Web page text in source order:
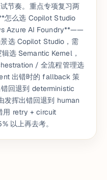
节奏。重点专项复习两
怎么选 Copilot Studio
Azure AI Foundry**——
选 Copilot Studio，需
选 Semantic Kernel，
/ 全流程管理选
出错时的 fallback 策
回退到 deterministic
挥出错回退到 human
用 retry + circuit
以上再去考。